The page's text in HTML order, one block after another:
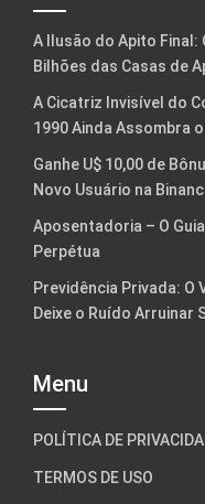
A Ilusão do Apito
Bilhões das Casas de
A Cicatriz Invisível do
1990 Ainda Assombra
Ganhe U$ 10,00 de
Novo Usuário na
Aposentadoria – O
Perpétua
Previdência Privada: O
Deixe o Ruído Arruinar
Menu
POLÍTICA DE
TERMOS DE USO